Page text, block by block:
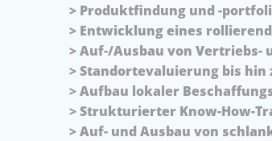
> Produktfindung und -
> Entwicklung eines
> Auf-/Ausbau von
> Standortevaluierung bis
> Aufbau lokaler
> Strukturierter Know-How-
> Auf- und Ausbau von